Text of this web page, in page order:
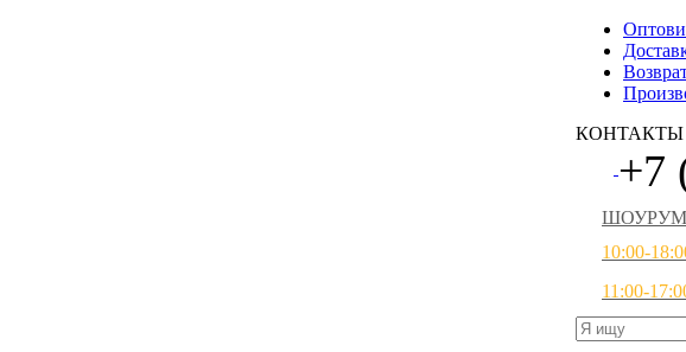
КОНТАКТЫ
+7
10:00-
11:00-